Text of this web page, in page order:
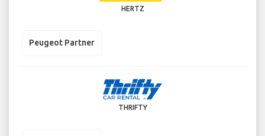
HERTZ
Peugeot Partner
THRIFTY